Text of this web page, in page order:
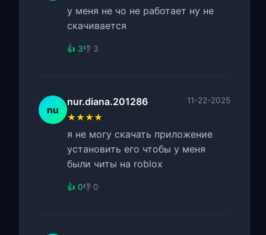
у меня не чо не работает ну не
скачивается
👍 3👎 3
nu
nur.diana.201286 11-22-2025
★★★★
я не могу скачать приложение
установить его чтобы у меня
были читы на roblox
👍 0👎 0